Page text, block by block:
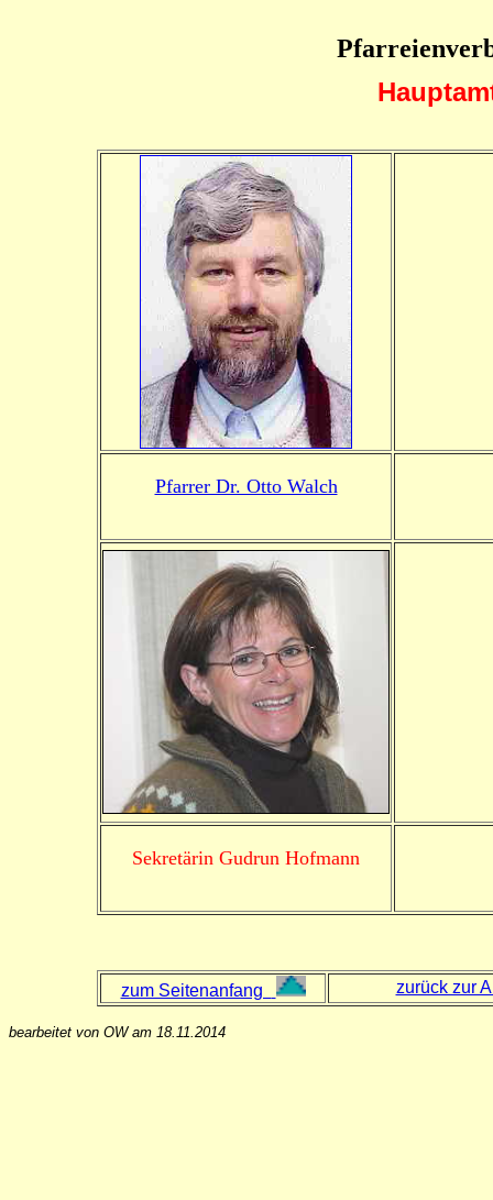
Pfarrer Dr. Otto Walch
Sekretärin Gudrun Hofmann
zum Seitenanfang zurück zur
bearbeitet von OW am 18.11.2014